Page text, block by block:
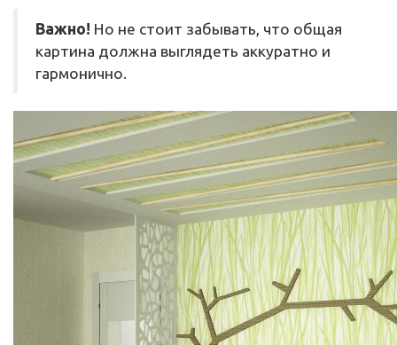
Важно! Но не стоит забывать, что общая
картина должна выглядеть аккуратно и
гармонично.